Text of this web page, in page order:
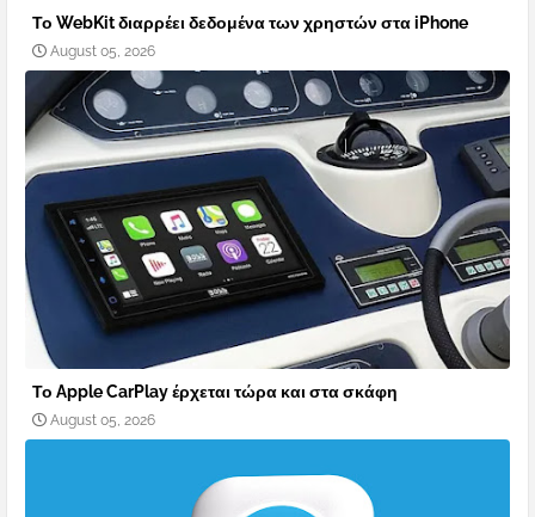
Το WebKit διαρρέει δεδομένα των χρηστών στα iPhone
August 05, 2026
Το Apple CarPlay έρχεται τώρα και στα σκάφη
August 05, 2026